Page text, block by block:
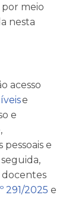
meio
nesta
acesso
e
e
e
docentes
291/2025 e